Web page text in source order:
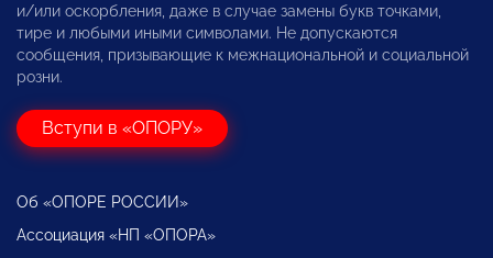
и/или оскорбления, даже в случае замены букв точками,
тире и любыми иными символами. Не допускаются
сообщения, призывающие к межнациональной и социальной
розни.
Вступи в «ОПОРУ»
Об «ОПОРЕ РОССИИ»
Ассоциация «НП «ОПОРА»